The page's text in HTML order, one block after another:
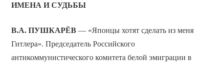
ИМЕНА И СУДЬБЫ
В.А. ПУШКАРЁВ— «Японцы хотят сделать из меня
Гитлера». Председатель Российского
антикоммунистического комитета белой эмиграции в